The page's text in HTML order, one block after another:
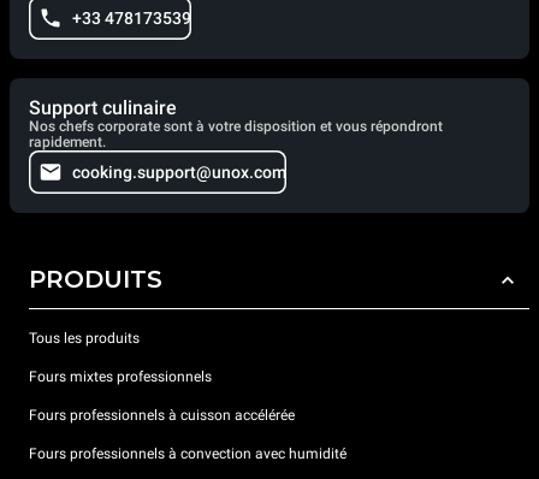
+33 478173539
Support culinaire
Nos chefs corporate sont à votre disposition et vous répondront
rapidement.
cooking.support@unox.com
PRODUITS
Tous les produits
Fours mixtes professionnels
Fours professionnels à cuisson accélérée
Fours professionnels à convection avec humidité